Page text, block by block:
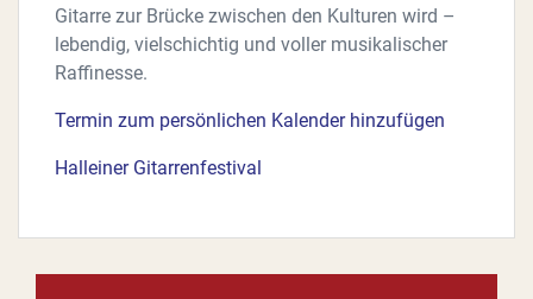
Gitarre zur Brücke zwischen den Kulturen wird –
lebendig, vielschichtig und voller musikalischer
Raffinesse.
Termin zum persönlichen Kalender hinzufügen
Halleiner Gitarrenfestival